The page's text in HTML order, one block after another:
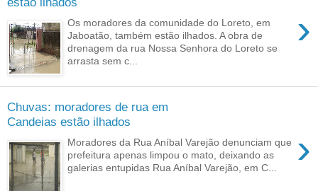
›
Os moradores da comunidade do Loreto, em
Jaboatão, também estão ilhados. A obra de
drenagem da rua Nossa Senhora do Loreto se
arrasta sem c...
Chuvas: moradores de rua em
Candeias estão ilhados
›
Moradores da Rua Aníbal Varejão denunciam que
prefeitura apenas limpou o mato, deixando as
galerias entupidas Rua Aníbal Varejão, em C...